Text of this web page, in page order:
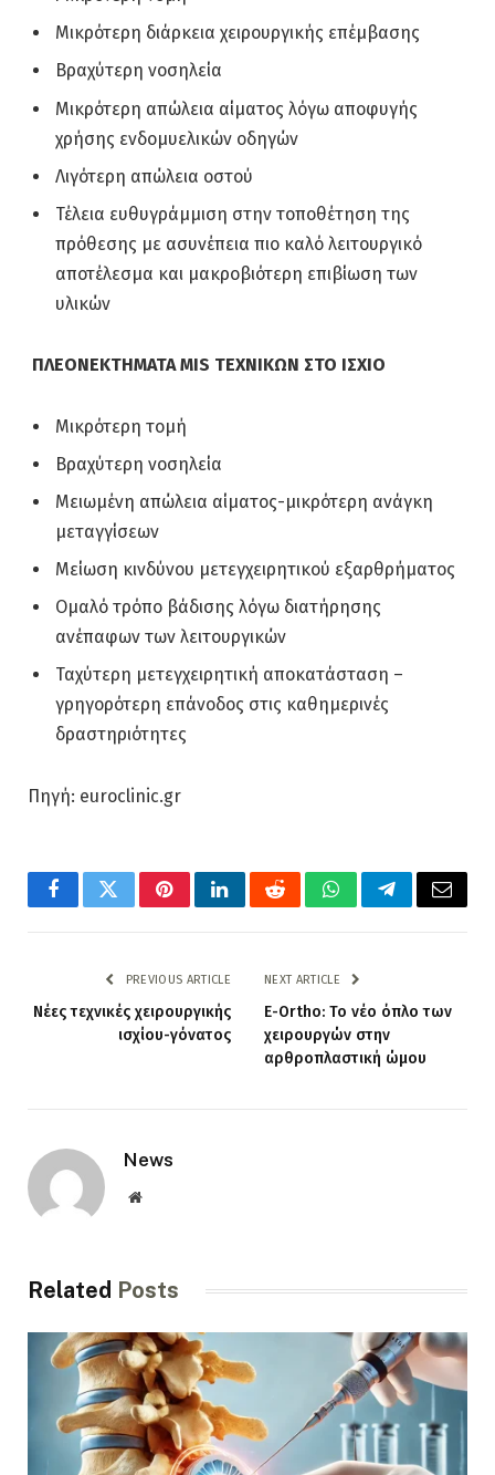
Μικρότερη διάρκεια χειρουργικής επέμβασης
Βραχύτερη νοσηλεία
Μικρότερη απώλεια αίματος λόγω αποφυγής
χρήσης ενδομυελικών οδηγών
Λιγότερη απώλεια οστού
Τέλεια ευθυγράμμιση στην τοποθέτηση της
πρόθεσης με ασυνέπεια πιο καλό λειτουργικό
αποτέλεσμα και μακροβιότερη επιβίωση των
υλικών
ΠΛΕΟΝΕΚΤΗΜΑΤΑMIS ΤΕΧΝΙΚΩΝ ΣΤΟ ΙΣΧΙΟ
Μικρότερη τομή
Βραχύτερη νοσηλεία
Μειωμένη απώλεια αίματος-μικρότερη ανάγκη
μεταγγίσεων
Μείωση κινδύνου μετεγχειρητικού εξαρθρήματος
Ομαλό τρόπο βάδισης λόγω διατήρησης
ανέπαφων των λειτουργικών
Ταχύτερη μετεγχειρητική αποκατάσταση –
γρηγορότερη επάνοδος στις καθημερινές
δραστηριότητες
Πηγή: euroclinic.gr
FacebookTwitterPinterestLinkedInRedditWhatsAppTelegramEmail
PREVIOUS ARTICLE
Νέες τεχνικές χειρουργικής
ισχίου-γόνατος
NEXT ARTICLE
E-Ortho: Το νέο όπλο των
χειρουργών στην
αρθροπλαστική ώμου
News
Website
Related Posts